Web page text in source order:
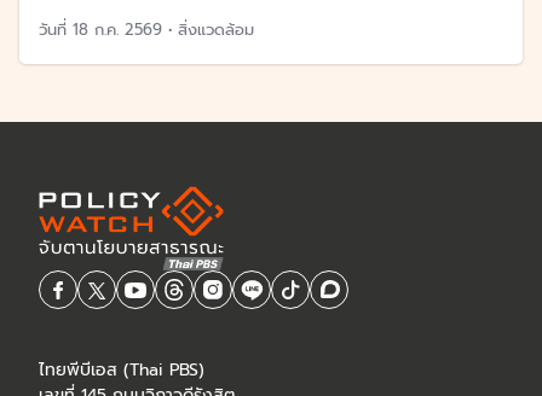
วันที่ 18 ก.ค. 2569 • สิ่งแวดล้อม
ไทยพีบีเอส (Thai PBS)